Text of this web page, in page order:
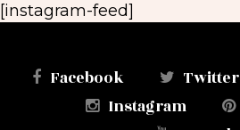
[instagram-feed]
Facebook Twitter
Instagram